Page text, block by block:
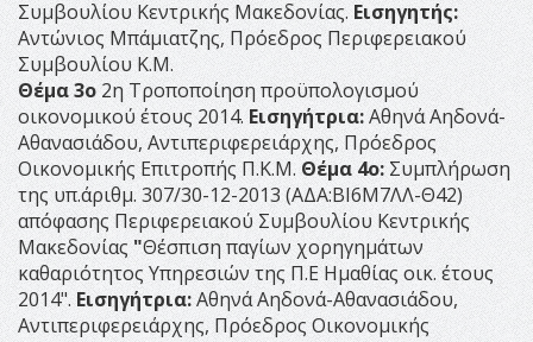
Συμβουλίου Κεντρικής Μακεδονίας. Εισηγητής:
Αντώνιος Μπάμιατζης, Πρόεδρος Περιφερειακού
Συμβουλίου Κ.Μ.
Θέμα 3o 2η Τροποποίηση προϋπολογισμού
οικονομικού έτους 2014.Εισηγήτρια:Αθηνά Αηδονά-
Αθανασιάδου, Αντιπεριφερειάρχης, Πρόεδρος
Οικονομικής Επιτροπής Π.Κ.Μ. Θέμα 4ο: Συμπλήρωση
της υπ.΄αριθμ. 307/30-12-2013 (AΔΑ:ΒΙ6Μ7ΛΛ-Θ42)
απόφασης Περιφερειακού Συμβουλίου Κεντρικής
Μακεδονίας "Θέσπιση παγίων χορηγημάτων
καθαριότητος Υπηρεσιών της Π.Ε Ημαθίας οικ. έτους
2014". Εισηγήτρια:Αθηνά Αηδονά-Αθανασιάδου,
Αντιπεριφερειάρχης, Πρόεδρος Οικονομικής